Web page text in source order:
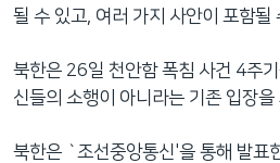
될 수 있고, 여러 가지 사안이 포함될
북한은 26일 천안함 폭침 사건 4주
신들의 소행이 아니라는 기존 입장을
북한은 `조선중앙통신'을 통해 발표